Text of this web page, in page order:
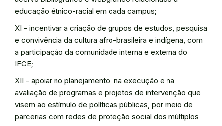
educação étnico-racial em cada campus;
XI - incentivar a criação de grupos de estudos, pesquisa
e convivência da cultura afro-brasileira e indígena, com
a participação da comunidade interna e externa do
IFCE;
XII - apoiar no planejamento, na execução e na
avaliação de programas e projetos de intervenção que
visem ao estímulo de políticas públicas, por meio de
parcerias com redes de proteção social dos múltiplos